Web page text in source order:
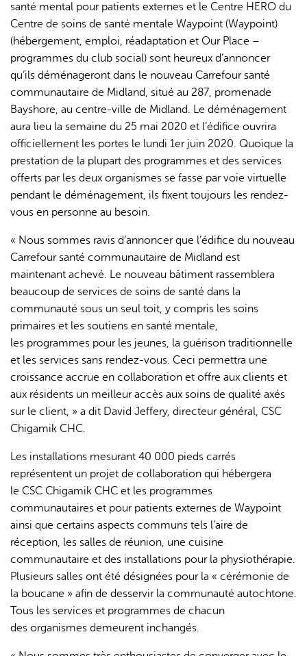
santé mental pour patients externes et le Centre HERO du
Centre de soins de santé mentale Waypoint (Waypoint)
(hébergement, emploi, réadaptation et Our Place –
programmes du club social) sont heureux d’annoncer
qu’ils déménageront dans le nouveau Carrefour santé
communautaire de Midland, situé au 287, promenade
Bayshore, au centre-ville de Midland. Le déménagement
aura lieu la semaine du 25 mai 2020 et l’édifice ouvrira
officiellement les portes le lundi 1er juin 2020. Quoique la
prestation de la plupart des programmes et des services
offerts par les deux organismes se fasse par voie virtuelle
pendant le déménagement, ils fixent toujours les rendez-
vous en personne au besoin.
« Nous sommes ravis d’annoncer que l’édifice du nouveau
Carrefour santé communautaire de Midland est
maintenant achevé. Le nouveau bâtiment rassemblera
beaucoup de services de soins de santé dans la
communauté sous un seul toit, y compris les soins
primaires et les soutiens en santé mentale,
les programmes pour les jeunes, la guérison traditionnelle
et les services sans rendez-vous. Ceci permettra une
croissance accrue en collaboration et offre aux clients et
aux résidents un meilleur accès aux soins de qualité axés
sur le client, » a dit David Jeffery, directeur général, CSC
Chigamik CHC.
Les installations mesurant 40 000 pieds carrés
représentent un projet de collaboration qui hébergera
le CSC Chigamik CHC et les programmes
communautaires et pour patients externes de Waypoint
ainsi que certains aspects communs tels l’aire de
réception, les salles de réunion, une cuisine
communautaire et des installations pour la physiothérapie.
Plusieurs salles ont été désignées pour la « cérémonie de
la boucane » afin de desservir la communauté autochtone.
Tous les services et programmes de chacun
des organismes demeurent inchangés.